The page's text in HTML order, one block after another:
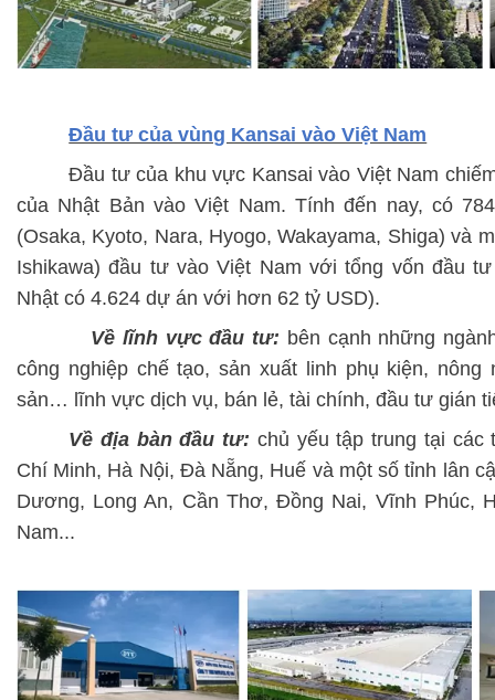
Đầu tư của vùng Kansai vào Việt Nam
Đầu tư của khu vực Kansai vào Việt Nam
của Nhật Bản vào Việt Nam.Tính đến nay, có 784
(Osaka, Kyoto, Nara, Hyogo, Wakayama, Shiga) và
Ishikawa) đầu tư vào Việt Nam với tổng vốn đầu
Nhật có 4.624 dự án với hơn 62 tỷ USD).
Về lĩnh vực đầu tư: bên cạnh những
công nghiệp chế tạo, sản xuất linh phụ kiện, nông
sản… lĩnh vực dịch vụ, bán lẻ, tài chính, đầu tư gián
Về địa bàn đầu tư: chủ yếu tập trung tại
Chí Minh, Hà Nội, Đà Nẵng, Huế và một số tỉnh lân
Dương, Long An, Cần Thơ, Đồng Nai, Vĩnh Phúc,
Nam...